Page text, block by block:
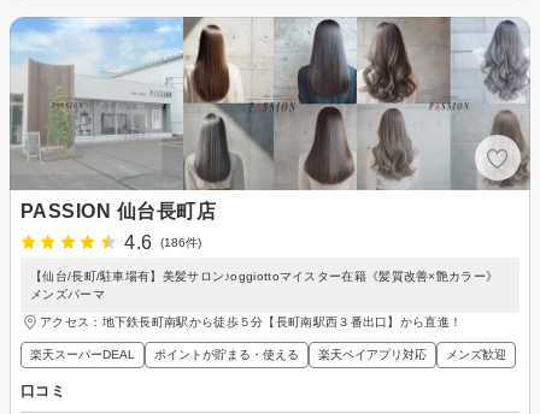
PASSION 仙台長町店
4.6
(186件)
【仙台/長町/駐車場有】美髪サロン♪oggiottoマイスター在籍《髪質改善×艶カラー》
メンズパーマ
アクセス：地下鉄長町南駅から徒歩５分【長町南駅西３番出口】から直進！
楽天スーパーDEAL ポイントが貯まる・使える 楽天ペイアプリ対応 メンズ歓迎
口コミ